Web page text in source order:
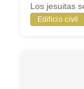
Los jesuitas
Edificio civil